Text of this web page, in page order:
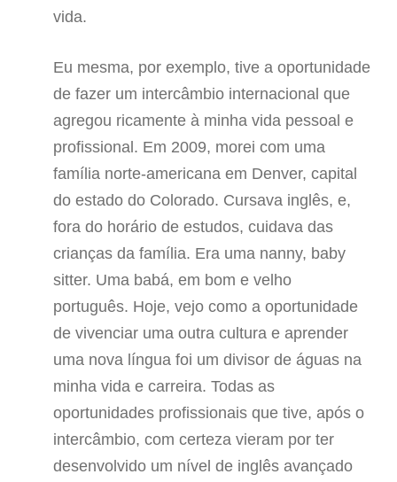
vida.
Eu mesma, por exemplo, tive a oportunidade
de fazer um intercâmbio internacional que
agregou ricamente à minha vida pessoal e
profissional. Em 2009, morei com uma
família norte-americana em Denver, capital
do estado do Colorado. Cursava inglês, e,
fora do horário de estudos, cuidava das
crianças da família. Era uma nanny, baby
sitter. Uma babá, em bom e velho
português. Hoje, vejo como a oportunidade
de vivenciar uma outra cultura e aprender
uma nova língua foi um divisor de águas na
minha vida e carreira. Todas as
oportunidades profissionais que tive, após o
intercâmbio, com certeza vieram por ter
desenvolvido um nível de inglês avançado